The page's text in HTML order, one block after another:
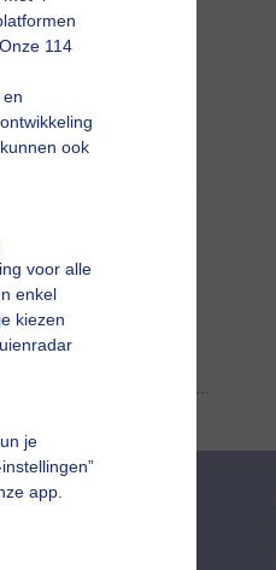
114
ook
voor alle
enkel
kiezen
je
app.